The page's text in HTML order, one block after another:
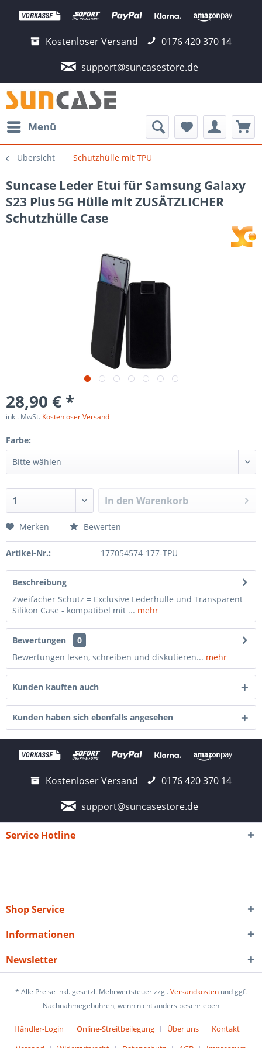
Kostenloser Versand
0176 420 370 14
support@suncasestore.de
Menü
Übersicht Schutzhülle mit TPU
Suncase Leder Etui für Samsung Galaxy
S23 Plus 5G Hülle mit ZUSÄTZLICHER
Schutzhülle Case
28,90 € *
inkl. MwSt. Kostenloser Versand
Farbe:
In den Warenkorb
Merken Bewerten
Artikel-Nr.: 177054574-177-TPU
Beschreibung
Zweifacher Schutz = Exclusive Lederhülle und Transparent
Silikon Case - kompatibel mit ... mehr
Bewertungen
0
Bewertungen lesen, schreiben und diskutieren... mehr
Kunden kauften auch
Kunden haben sich ebenfalls angesehen
Kostenloser Versand
0176 420 370 14
support@suncasestore.de
Service Hotline
Shop Service
Informationen
Newsletter
* Alle Preise inkl. gesetzl. Mehrwertsteuer zzgl.Versandkosten und ggf.
Nachnahmegebühren, wenn nicht anders beschrieben
Händler-Login Online-Streitbeilegung Über uns
Kontakt